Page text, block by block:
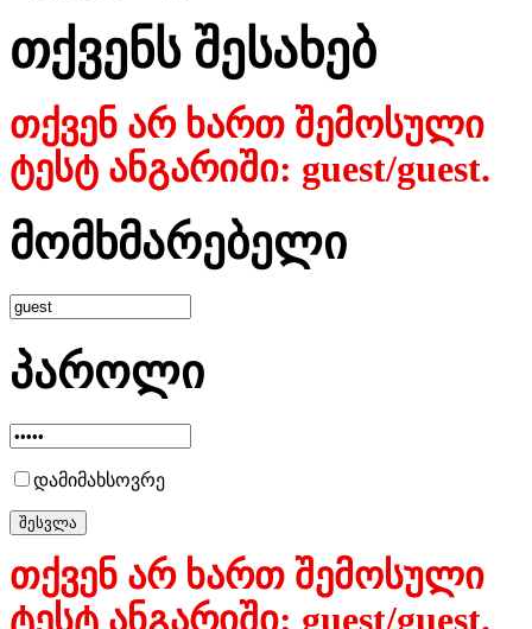
თქვენს შესახებ
თქვენ არ ხართ შემოსული
ტესტ ანგარიში: guest/guest.
მომხმარებელი
პაროლი
დამიმახსოვრე
თქვენ არ ხართ შემოსული
ტესტ ანგარიში: guest/guest.